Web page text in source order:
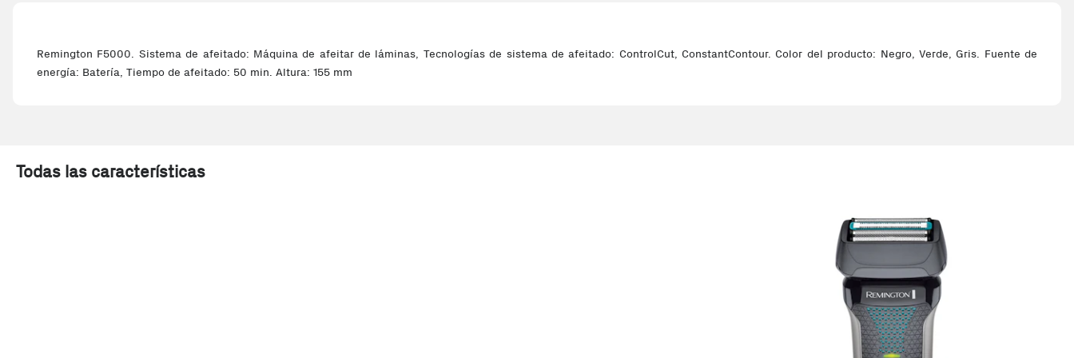
Remington F5000. Sistema de afeitado: Máquina de afeitar de láminas, Tecnologías de sistema de afeitado: ControlCut, ConstantContour. Color del producto: Negro, Verde, Gris. Fuente de
energía: Batería, Tiempo de afeitado: 50 min. Altura: 155 mm
Todas las características